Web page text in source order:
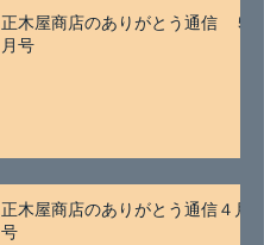
正木屋商店のありがとう通信 ５
月号
正木屋商店のありがとう通信４月
号